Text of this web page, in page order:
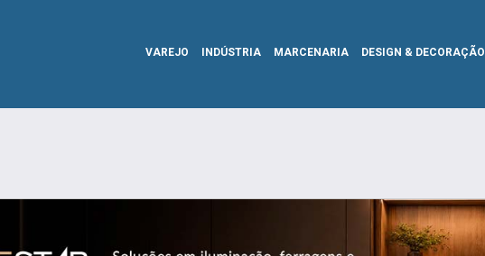
VAREJO INDÚSTRIA MARCENARIA DESIGN & DECORAÇÃO